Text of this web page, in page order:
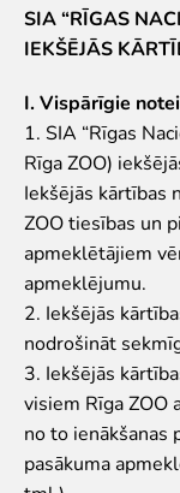
Darbības pārskati
Gada grāmatas
Brīvprātīgais
SIA “RĪGAS
IEKŠĒJĀS
I. Vispārīgie
1. SIA “Rīgas
Rīga ZOO)
Iekšējās kārtības
ZOO tiesības un
apmeklētājiem
apmeklējumu.
2. Iekšējās
nodrošināt
3. Iekšējās
visiem Rīga ZOO
no to ienākšanas
pasākuma